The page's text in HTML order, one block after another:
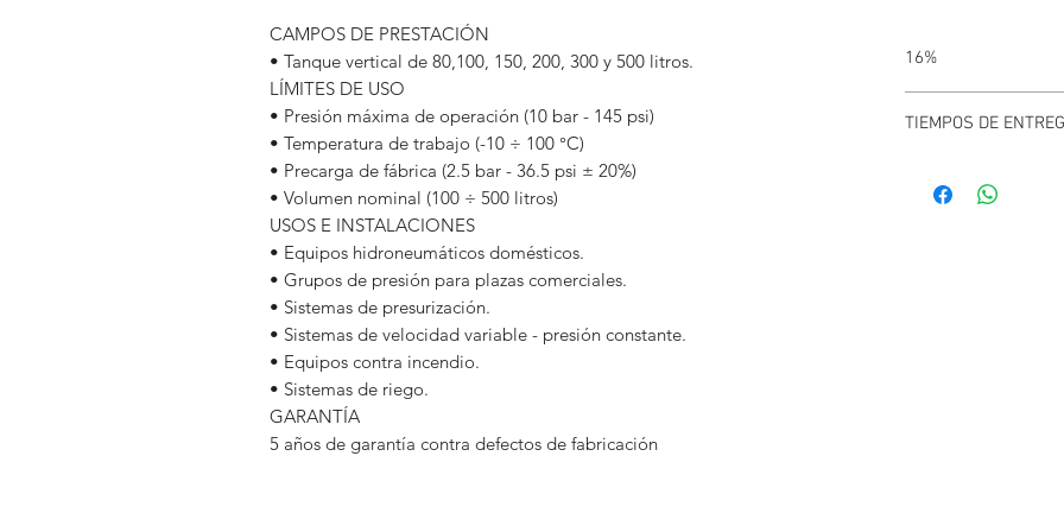
CAMPOS DE PRESTACIÓN
• Tanque vertical de 80,100, 150, 200, 300 y 500 litros.
LÍMITES DE USO
• Presión máxima de operación (10 bar - 145 psi)
• Temperatura de trabajo (-10 ÷ 100 °C)
• Precarga de fábrica (2.5 bar - 36.5 psi ± 20%)
• Volumen nominal (100 ÷ 500 litros)
USOS E INSTALACIONES
• Equipos hidroneumáticos domésticos.
• Grupos de presión para plazas comerciales.
• Sistemas de presurización.
• Sistemas de velocidad variable - presión constante.
• Equipos contra incendio.
• Sistemas de riego.
GARANTÍA
5 años de garantía contra defectos de fabricación
16%
TIEMPOS DE
pueden variar.